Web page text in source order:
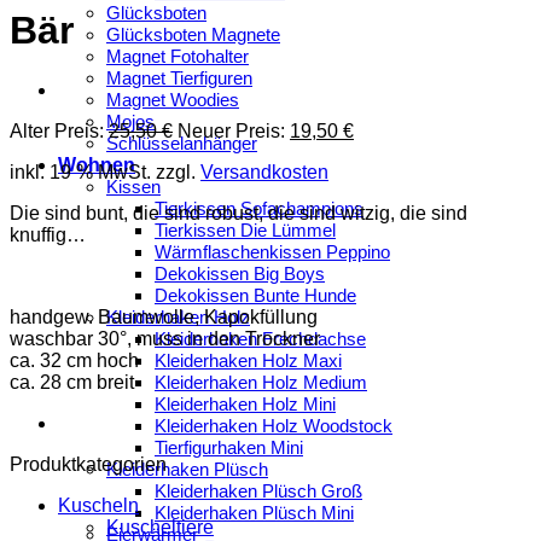
Glücksboten
Glücksboten Magnete
Magnet Fotohalter
Magnet Tierfiguren
Magnet Woodies
Mojos
Schlüsselanhänger
Wohnen
Kissen
Tierkissen Sofachampions
Tierkissen Die Lümmel
Wärmflaschenkissen Peppino
Dekokissen Big Boys
Dekokissen Bunte Hunde
Kleiderhaken Holz
Kleiderhaken Frechdachse
Kleiderhaken Holz Maxi
Kleiderhaken Holz Medium
Kleiderhaken Holz Mini
Kleiderhaken Holz Woodstock
Tierfigurhaken Mini
Kleiderhaken Plüsch
Kleiderhaken Plüsch Groß
Kleiderhaken Plüsch Mini
Eierwärmer
Bär
Alter Preis: 25,50€ Ursprünglicher
Preis
war:
Neuer Preis: 19,50 €Aktueller
inkl. 19 % MwSt. zzgl. Versandkosten
Die sind bunt, die sind robust, die sind witzig, die sind
knuffig…
handgew. Baumwolle, Kapokfüllung
waschbar 30°, muss in den Trockner
ca. 32 cm hoch
ca. 28 cm breit
Produktkategorien
Kuscheln
Kuscheltiere